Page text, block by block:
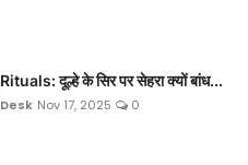
दूल्हे के सिर पर सेहरा क्यों बांध...
Nov 17, 2025 0